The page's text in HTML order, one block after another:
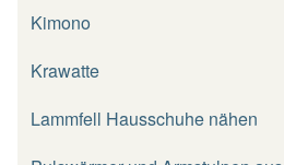
Kimono
Krawatte
Lammfell Hausschuhe nähen